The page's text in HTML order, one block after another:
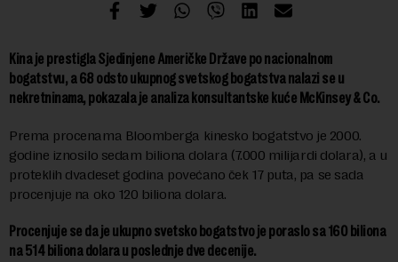
Kina je prestigla Sjedinjene Američke Države po nacionalnom
bogatstvu, a 68 odsto ukupnog svetskog bogatstva nalazi se u
nekretninama, pokazala je analiza konsultantske kuće McKinsey & Co.
Prema procenama Bloomberga kinesko bogatstvo je 2000.
godine iznosilo sedam biliona dolara (7.000 milijardi dolara), a u
proteklih dvadeset godina povećano ček 17 puta, pa se sada
procenjuje na oko 120 biliona dolara.
Procenjuje se da je ukupno svetsko bogatstvo je poraslo sa 160 biliona
na 514 biliona dolara u poslednje dve decenije.